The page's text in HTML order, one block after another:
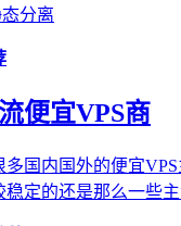
态分离
便宜VPS商
国内国外的便宜
定的还是那么一些